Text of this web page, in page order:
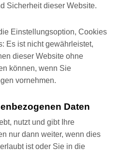
Sicherheit dieser Website.
Einstellungsoption, Cookies
Es ist nicht gewährleistet,
dieser Website ohne
können, wenn Sie
vornehmen.
Daten
nutzt und gibt Ihre
nur dann weiter, wenn dies
ist oder Sie in die